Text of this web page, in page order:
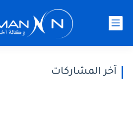
آخر المشاركات